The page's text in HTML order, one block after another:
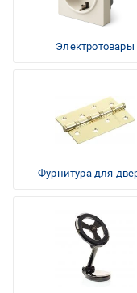
Электротовары
Фурнитура для